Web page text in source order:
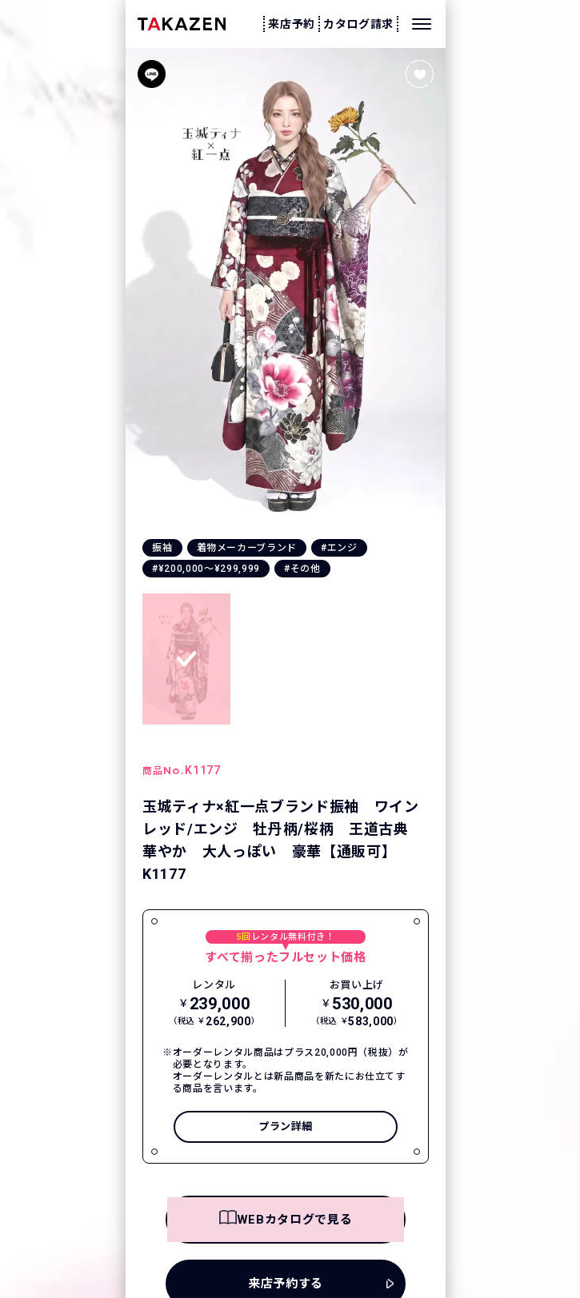
来店予約 カタログ請求
振袖 着物メーカーブランド
#エンジ
#¥200,000〜¥299,999
#その他
商品No. K1177
玉城ティナ×紅一点ブランド振袖 ワイン
レッド/エンジ 牡丹柄/桜柄 王道古典
華やか 大人っぽい 豪華【通販可】
K1177
5回 レンタル無料付き！
すべて揃ったフルセット価格
レンタル
￥ 239,000
（税込 ￥ 262,900）
お買い上げ
￥ 530,000
（税込 ￥583,000）
オーダーレンタル商品はプラス20,000円（税抜）が
必要となります。
オーダーレンタルとは新品商品を新たにお仕立てす
る商品を言います。
プラン詳細
WEBカタログで見る
来店予約する